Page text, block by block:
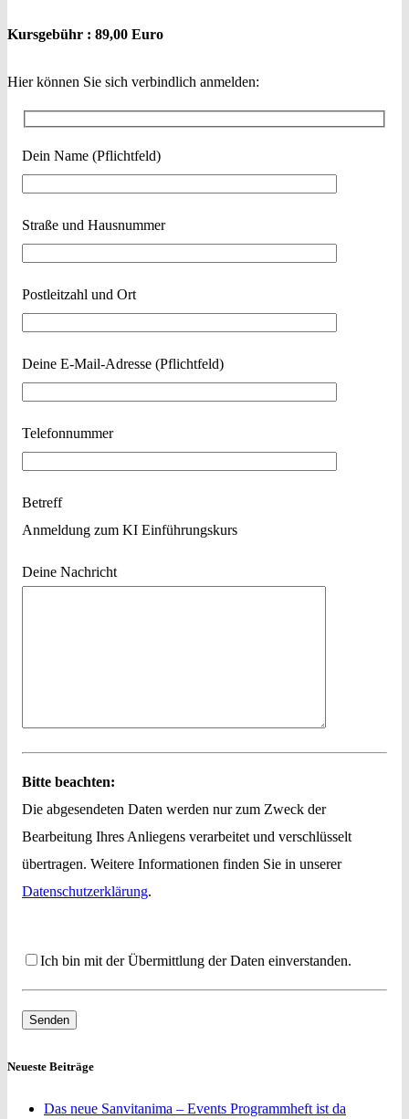
Kursgebühr : 89,00 Euro
Hier können Sie sich verbindlich anmelden:
Dein Name (Pflichtfeld)
Straße und Hausnummer
Postleitzahl und Ort
Deine E-Mail-Adresse (Pflichtfeld)
Telefonnummer
Betreff
Anmeldung zum KI Einführungskurs
Deine Nachricht
Bitte beachten:
Die abgesendeten Daten werden nur zum Zweck der
Bearbeitung Ihres Anliegens verarbeitet und verschlüsselt
übertragen. Weitere Informationen finden Sie in unserer
Datenschutzerklärung.
Ich bin mit der Übermittlung der Daten einverstanden.
Neueste Beiträge
Das neue Sanvitanima – Events Programmheft ist da